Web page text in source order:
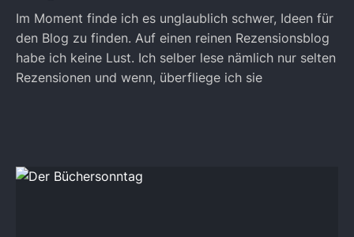
Im Moment finde ich es unglaublich schwer, Ideen für
den Blog zu finden. Auf einen reinen Rezensionsblog
habe ich keine Lust. Ich selber lese nämlich nur selten
Rezensionen und wenn, überfliege ich sie